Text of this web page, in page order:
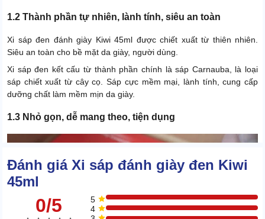
1.2 Thành phần tự nhiên, lành tính, siêu an toàn
Xi sáp đen đánh giày Kiwi 45ml được chiết xuất từ thiên nhiên.
Siêu an toàn cho bề mặt da giày, người dùng.
Xi sáp đen kết cấu từ thành phần chính là sáp Carnauba, là loại
sáp chiết xuất từ cây cọ. Sáp cực mềm mại, lành tính, cung cấp
dưỡng chất làm mềm mịn da giày.
1.3 Nhỏ gọn, dễ mang theo, tiện dụng
Đánh giá Xi sáp đánh giày đen Kiwi
45ml
0/5
5
4